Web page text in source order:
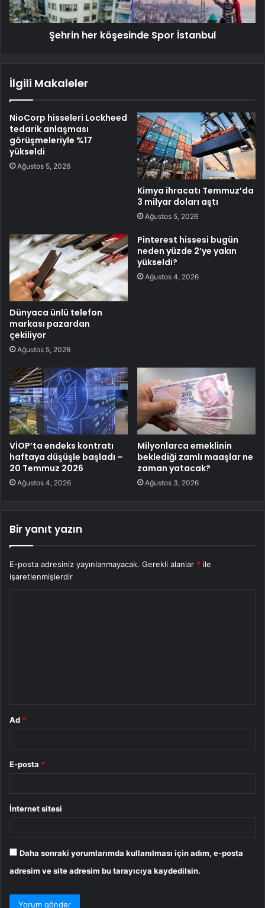
Şehrin her köşesinde Spor İstanbul
İlgili Makaleler
NioCorp hisseleri Lockheed
tedarik anlaşması
görüşmeleriyle %17
yükseldi
Ağustos 5, 2026
Kimya ihracatı Temmuz’da
3 milyar doları aştı
Ağustos 5, 2026
Dünyaca ünlü telefon
markası pazardan
çekiliyor
Ağustos 5, 2026
Pinterest hissesi bugün
neden yüzde 2’ye yakın
yükseldi?
Ağustos 4, 2026
VİOP’ta endeks kontratı
haftaya düşüşle başladı –
20 Temmuz 2026
Ağustos 4, 2026
Milyonlarca emeklinin
beklediği zamlı maaşlar ne
zaman yatacak?
Ağustos 3, 2026
Bir yanıt yazın
E-posta adresiniz yayınlanmayacak. Gerekli alanlar * ile
işaretlenmişlerdir
Ad *
E-posta *
İnternet sitesi
Daha sonraki yorumlarımda kullanılması için adım, e-posta
adresim ve site adresim bu tarayıcıya kaydedilsin.